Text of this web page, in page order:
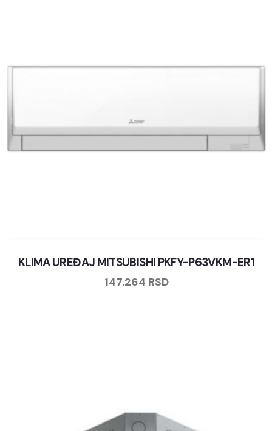
KLIMA UREĐAJ MITSUBISHI PKFY-P63VKM-ER1
147.264 RSD